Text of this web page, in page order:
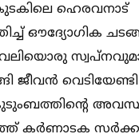
ഹെരവനാട്
ഔദ്യോഗിക
ജീവൻ
കർണാടക